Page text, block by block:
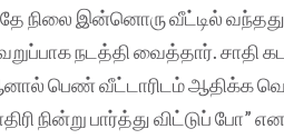
நிலை இன்னொரு வீட்டில்
நடத்தி வைத்தார். சாதி
பெண் வீட்டாரிடம் ஆதிக்க
நின்று பார்த்து விட்டுப்